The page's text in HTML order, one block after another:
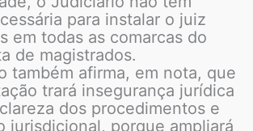
para instalar o juiz
em todas as comarcas do
de magistrados.
também afirma, em nota, que
trará insegurança jurídica
dos procedimentos e
jurisdicional, porque ampliará